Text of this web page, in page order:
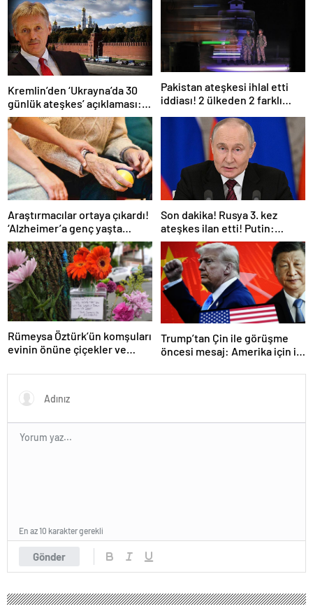
Kremlin’den ‘Ukrayna’da 30
günlük ateşkes’ açıklaması:
Bunu iyice düşünmeliyiz
Pakistan ateşkesi ihlal etti
iddiası! 2 ülkeden 2 farklı
Araştırmacılar ortaya çıkardı!
‘Alzheimer’a genç yaşta
yakalanabilirsiniz’
Son dakika! Rusya 3. kez
ateşkes ilan etti! Putin:
Erdoğan ile görüşme
gerçekleştireceğiz
Rümeysa Öztürk’ün komşuları
evinin önüne çiçekler ve
Trump’tan Çin ile görüşme
öncesi mesaj: Amerika için iyi
Gönder
En az 10 karakter gerekli